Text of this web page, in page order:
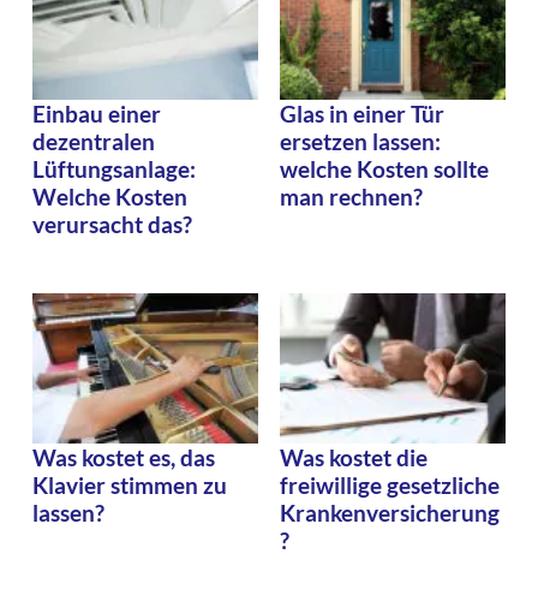
Einbau einer
dezentralen
Lüftungsanlage:
Welche Kosten
verursacht das?
Glas in einer Tür
ersetzen lassen:
welche Kosten sollte
man rechnen?
Was kostet es, das
Klavier stimmen zu
lassen?
Was kostet die
freiwillige gesetzliche
Krankenversicherung
?